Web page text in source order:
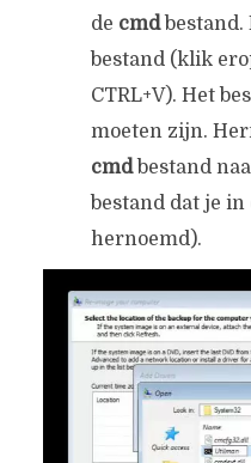
de cmdbestand.
bestand (klik
CTRL+V). Het
moeten zijn.
cmdbestand
bestand dat je
hernoemd).